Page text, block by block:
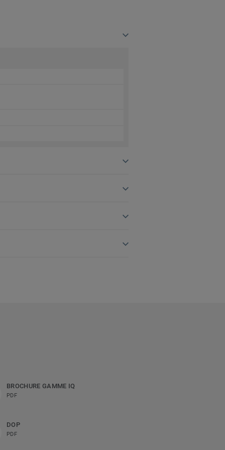
BROCHURE GAMME IQ
PDF
DOP
PDF